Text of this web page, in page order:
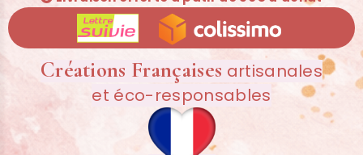
Créations Françaises artisanales
et éco-responsables